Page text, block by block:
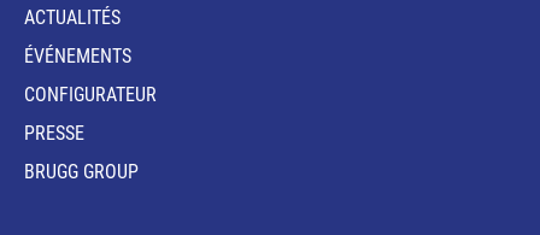
ACTUALITÉS
ÉVÉNEMENTS
CONFIGURATEUR
PRESSE
BRUGG GROUP